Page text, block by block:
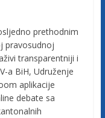
prethodnim
pravosudnoj
transparentniji i
a BiH, Udruženje
aplikacije
debate sa